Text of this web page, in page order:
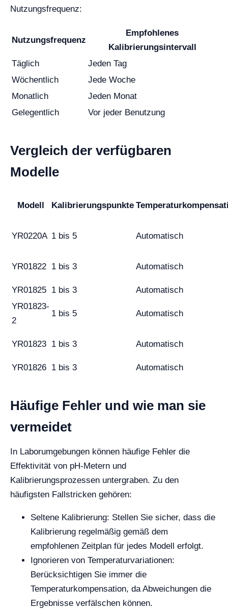
Nutzungsfrequenz:
Nutzungsfrequenz
Empfohlenes
Kalibrierungsintervall
Täglich
Jeden Tag
Wöchentlich
Jede Woche
Monatlich
Jeden Monat
Gelegentlich
Vor jeder Benutzung
Vergleich der verfügbaren
Modelle
Modell Kalibrierungspunkte
YR0220A 1 bis 5 Automatisch
YR01822 1 bis 3 Automatisch
YR01825 1 bis 3
Automatisch
YR01823-
2
1 bis 5 Automatisch
YR01823 1 bis 3 Automatisch
YR01826 1 bis 3 Automatisch
Häufige Fehler und wie man sie
vermeidet
In Laborumgebungen können häufige Fehler die
Effektivität von pH-Metern und
Kalibrierungsprozessen untergraben. Zu den
häufigsten Fallstricken gehören:
Seltene Kalibrierung: Stellen Sie sicher, dass die
Kalibrierung regelmäßig gemäß dem
empfohlenen Zeitplan für jedes Modell erfolgt.
Ignorieren von Temperaturvariationen:
Berücksichtigen Sie immer die
Temperaturkompensation, da Abweichungen die
Ergebnisse verfälschen können.